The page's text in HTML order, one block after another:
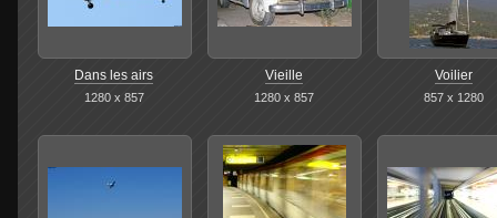
Dans les airs
1280 x 857
Vieille
1280 x 857
Voilier
857 x 1280